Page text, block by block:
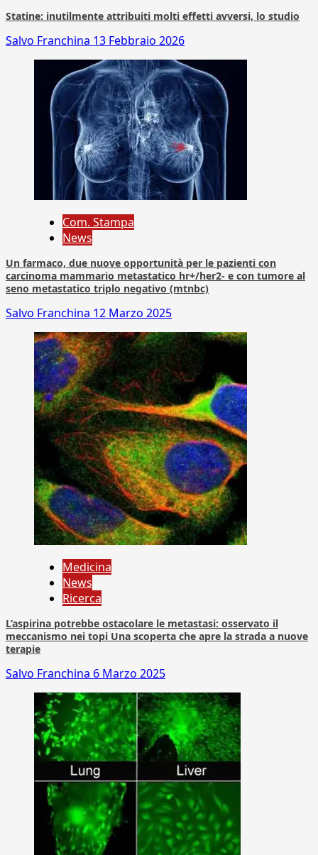
Statine: inutilmente attribuiti molti effetti avversi, lo studio
Salvo Franchina 13 Febbraio 2026
Com. Stampa
News
Un farmaco, due nuove opportunità per le pazienti con
carcinoma mammario metastatico hr+/her2- e con tumore al
seno metastatico triplo negativo (mtnbc)
Salvo Franchina 12 Marzo 2025
Medicina
News
Ricerca
L’aspirina potrebbe ostacolare le metastasi: osservato il
meccanismo nei topi Una scoperta che apre la strada a nuove
terapie
Salvo Franchina 6 Marzo 2025